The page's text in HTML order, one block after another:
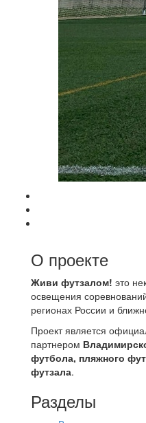
О проекте
Живи футзалом! это
освещения
регионах России и
Проект является
партнером
футбола, пляжного
футзала.
Разделы